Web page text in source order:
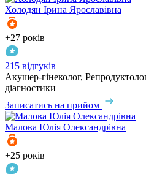
Холодян Ірина Ярославівна
+27 років
215 відгуків
Акушер-гінеколог,
діагностики
Записатись на прийом
Малова Юлія Олександрівна
+25 років